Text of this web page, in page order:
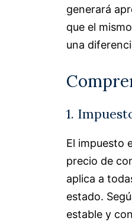
generará
que el
una
1.
El impuesto
precio de
aplica a
estado.
estable y